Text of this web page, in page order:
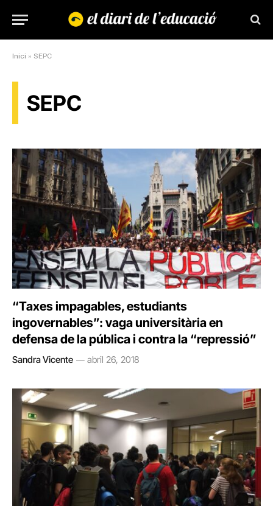
Inici » SEPC
SEPC
“Taxes impagables, estudiants
ingovernables”: vaga universitària en
defensa de la pública i contra la “repressió”
Sandra Vicente abril 26, 2018